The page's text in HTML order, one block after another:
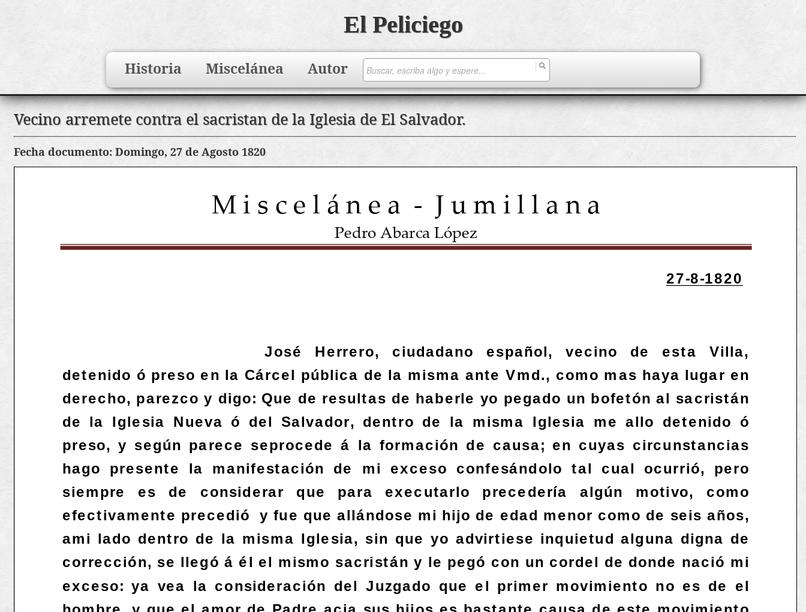
Saltar
contenido
El Peliciego
Historia Miscelánea Autor
Search
Vecino arremete contra el sacristan de la Iglesia de El Salvador.
Fecha documento: Domingo, 27 de Agosto 1820